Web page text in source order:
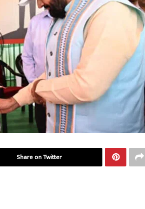
Share on Twitter